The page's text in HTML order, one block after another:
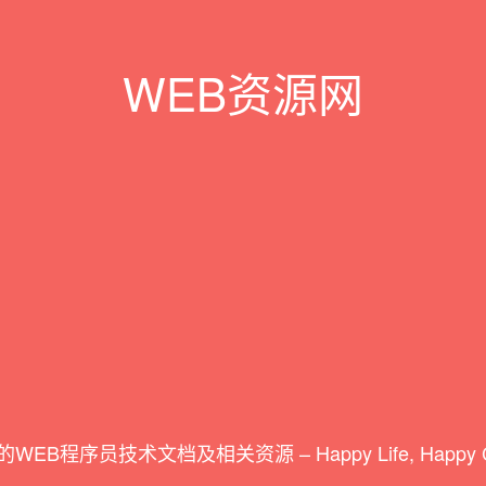
WEB资源网
WEB程序员技术文档及相关资源 – Happy Life, Happy